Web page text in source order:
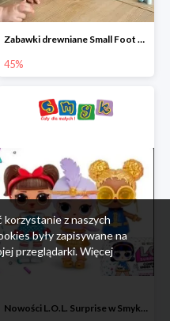
Zabawki drewniane Small Foot do -45%
45%
Nowości L.O.L. Surprise w Smyku do -45%
z naszych
były zapisywane na
przeglądarki. Więcej